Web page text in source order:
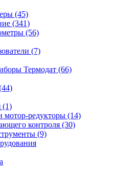
(45)
(341)
(56)
(7)
Термодат (66)
(1)
мотор-редукторы (14)
контроля (30)
(9)